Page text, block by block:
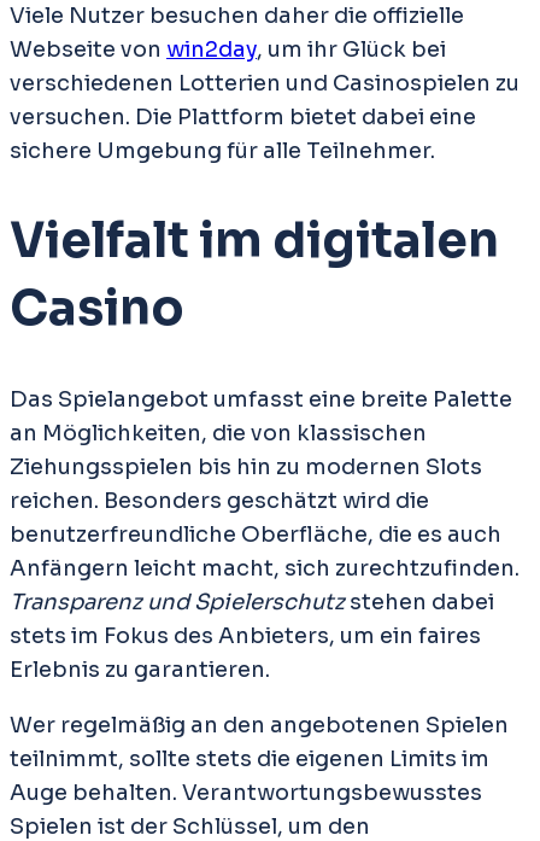
Viele Nutzer besuchen daher die offizielle
Webseite von win2day, um ihr Glück bei
verschiedenen Lotterien und Casinospielen zu
versuchen. Die Plattform bietet dabei eine
sichere Umgebung für alle Teilnehmer.
Vielfalt im digitalen
Casino
Das Spielangebot umfasst eine breite Palette
an Möglichkeiten, die von klassischen
Ziehungsspielen bis hin zu modernen Slots
reichen. Besonders geschätzt wird die
benutzerfreundliche Oberfläche, die es auch
Anfängern leicht macht, sich zurechtzufinden.
Transparenz und Spielerschutzstehen dabei
stets im Fokus des Anbieters, um ein faires
Erlebnis zu garantieren.
Wer regelmäßig an den angebotenen Spielen
teilnimmt, sollte stets die eigenen Limits im
Auge behalten. Verantwortungsbewusstes
Spielen ist der Schlüssel, um den